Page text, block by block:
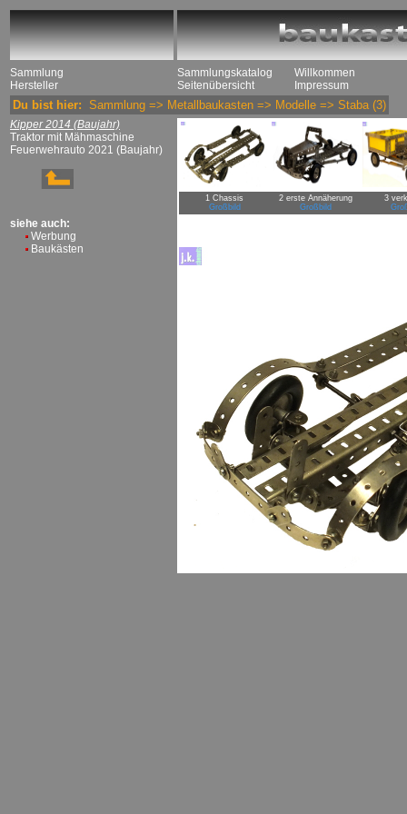
Sammlung
Hersteller
Sammlungskatalog
Seitenübersicht
Willkommen
Impressum
Du bist hier: Sammlung => Metallbaukasten => Modelle => Staba (3)
Kipper 2014 (Baujahr)
Traktor mit Mähmaschine
Feuerwehrauto 2021 (Baujahr)
siehe auch:
Werbung
Baukästen
1 Chassis
Großbild
2 erste Annäherung
Großbild
3